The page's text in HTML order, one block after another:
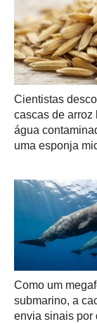
Cientistas
cascas de arroz
água
uma esponja
Como um
submarino, a
envia sinais por